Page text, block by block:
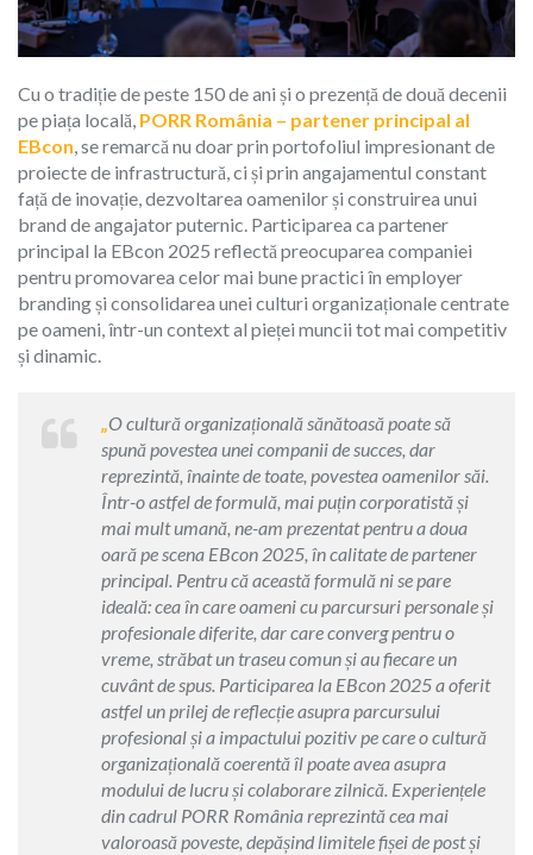
Cu o tradiție de peste 150 de ani și o prezență de două decenii
pe piața locală, PORR România – partener principal al
EBcon, se remarcă nu doar prin portofoliul impresionant de
proiecte de infrastructură, ci și prin angajamentul constant
față de inovație, dezvoltarea oamenilor și construirea unui
brand de angajator puternic. Participarea ca partener
principal la EBcon 2025 reflectă preocuparea companiei
pentru promovarea celor mai bune practici în employer
branding și consolidarea unei culturi organizaționale centrate
pe oameni, într-un context al pieței muncii tot mai competitiv
și dinamic.
„O cultură organizațională sănătoasă poate să
spună povestea unei companii de succes, dar
reprezintă, înainte de toate, povestea oamenilor săi.
Într-o astfel de formulă, mai puțin corporatistă și
mai mult umană, ne-am prezentat pentru a doua
oară pe scena EBcon 2025, în calitate de partener
principal. Pentru că această formulă ni se pare
ideală: cea în care oameni cu parcursuri personale și
profesionale diferite, dar care converg pentru o
vreme, străbat un traseu comun și au fiecare un
cuvânt de spus. Participarea la EBcon 2025 a oferit
astfel un prilej de reflecție asupra parcursului
profesional și a impactului pozitiv pe care o cultură
organizațională coerentă îl poate avea asupra
modului de lucru și colaborare zilnică. Experiențele
din cadrul PORR România reprezintă cea mai
valoroasă poveste, depășind limitele fișei de post și